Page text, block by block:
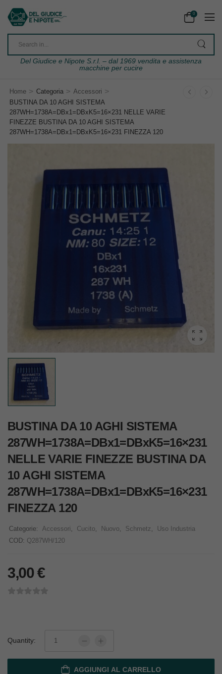
0
Del Giudice e Nipote S.r.l. – dal 1969 vendita e assistenza
macchine per cucire
Home > Categoria > Accessori >
BUSTINA DA 10 AGHI SISTEMA
287WH=1738A=DBx1=DBxK5=16×231 NELLE VARIE
FINEZZE BUSTINA DA 10 AGHI SISTEMA
287WH=1738A=DBx1=DBxK5=16×231 FINEZZA 120
BUSTINA DA 10 AGHI SISTEMA
287WH=1738A=DBx1=DBxK5=16×231
NELLE VARIE FINEZZE BUSTINA DA
10 AGHI SISTEMA
287WH=1738A=DBx1=DBxK5=16×231
FINEZZA 120
Categorie: Accessori Cucito Nuovo Schmetz
Uso Industria
COD: Q287WH/120
3,00€
Quantity:
AGGIUNGI AL CARRELLO